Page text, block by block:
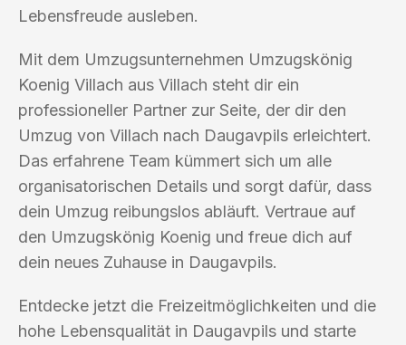
Lebensfreude ausleben.
Mit dem Umzugsunternehmen Umzugskönig
Koenig Villach aus Villach steht dir ein
professioneller Partner zur Seite, der dir den
Umzug von Villach nach Daugavpils erleichtert.
Das erfahrene Team kümmert sich um alle
organisatorischen Details und sorgt dafür, dass
dein Umzug reibungslos abläuft. Vertraue auf
den Umzugskönig Koenig und freue dich auf
dein neues Zuhause in Daugavpils.
Entdecke jetzt die Freizeitmöglichkeiten und die
hohe Lebensqualität in Daugavpils und starte